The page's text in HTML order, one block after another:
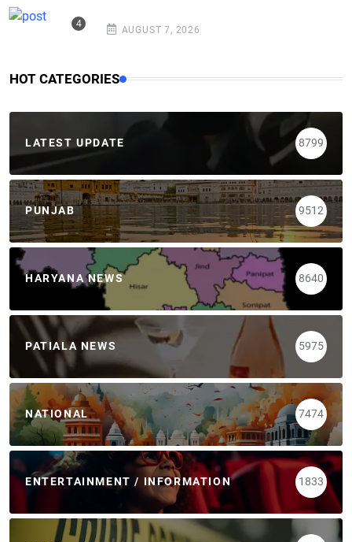
AUGUST 7, 2026
HOT CATEGORIES
LATEST UPDATE 8799
PUNJAB 9512
HARYANA NEWS 8640
PATIALA NEWS 5975
NATIONAL 7474
ENTERTAINMENT / INFORMATION 1833